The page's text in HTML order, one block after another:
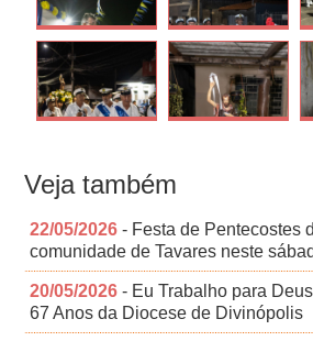
Veja também
22/05/2026 - Festa de Pentecostes
comunidade de Tavares neste
20/05/2026 - Eu Trabalho para
67 Anos da Diocese de Divinópolis